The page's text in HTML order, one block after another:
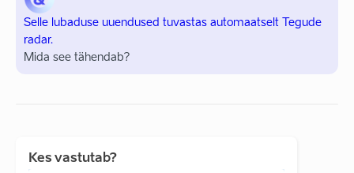
Selle lubaduse uuendused tuvastas automaatselt Tegude
radar.
Mida see tähendab?
Kes vastutab?